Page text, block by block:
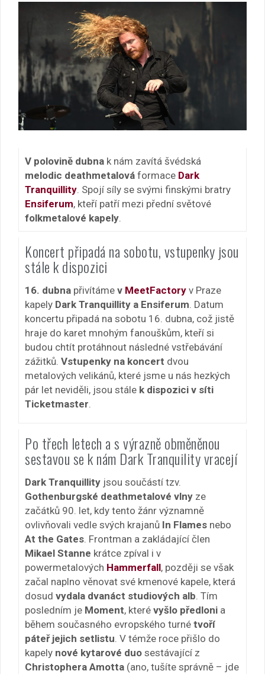
V polovině dubna k nám zavítá švédská
melodic deathmetalová formace Dark
Tranquillity . Spojí síly se svými finskými bratry
Ensiferum, kteří patří mezi přední světové
folkmetalové kapely
Koncert připadá na sobotu, vstupenky jsou
stále k dispozici
16. dubna přivítáme v MeetFactory v Praze
kapely Dark Tranquillity a Ensiferum . Datum
koncertu připadá na sobotu 16. dubna, což jistě
hraje do karet mnohým fanouškům, kteří si
budou chtít protáhnout následné vstřebávání
zážitků. Vstupenky na koncert dvou
metalových velikánů, které jsme u nás hezkých
pár let neviděli, jsou stále k dispozici v síti
Ticketmaster
Po třech letech a s výrazně obměněnou
sestavou se k nám Dark Tranquility vracejí
Dark Tranquillity jsou součástí tzv.
Gothenburgské deathmetalové vlny ze
začátků 90. let, kdy tento žánr významně
ovlivňovali vedle svých krajanů In Flames nebo
At the Gates . Frontman a zakládající člen
Mikael Stanne krátce zpíval i v
powermetalových Hammerfall, později se však
začal naplno věnovat své kmenové kapele, která
dosud vydala dvanáct studiových alb . Tím
posledním je Moment, které vyšlo předloni a
během současného evropského turné tvoří
páteř jejich setlistu . V témže roce přišlo do
kapely nové kytarové duo sestávající z
Christophera Amotta (ano, tušíte správně – jde